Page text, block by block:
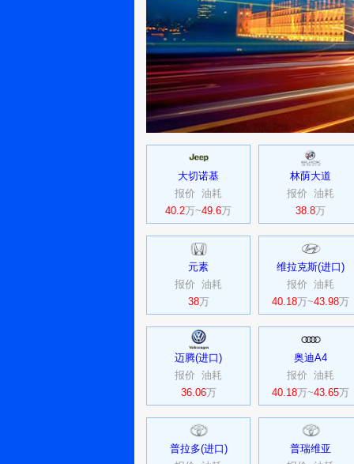
大切诺基
报价 油耗
40.2万~49.6万
林荫大道
报价 油耗
38.8万
元素
报价 油耗
38万
维拉克斯(进口)
报价 油耗
40.18万~43.98万
迈腾(进口)
报价 油耗
36.06万
奥迪A4
报价 油耗
40.18万~43.65万
普拉多(进口)
普瑞维亚